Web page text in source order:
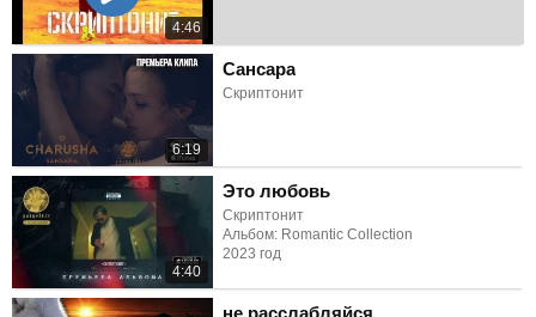
4:46
6:19
Сансара
Скриптонит
4:40
Это любовь
Скриптонит
Альбом: Romantic Collection
2023 год
не расслабляйся